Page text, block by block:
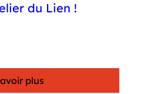
du Lien !
plus